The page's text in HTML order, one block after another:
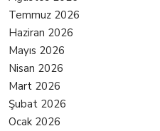
Temmuz 2026
Haziran 2026
Mayıs 2026
Nisan 2026
Mart 2026
Şubat 2026
Ocak 2026